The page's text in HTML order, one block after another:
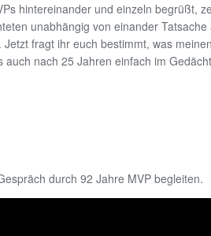
hintereinander und einzeln begrüßt,
unabhängig von einander Tatsache
fragt ihr euch bestimmt, was
nach 25 Jahren einfach im
durch 92 Jahre MVP begleiten.